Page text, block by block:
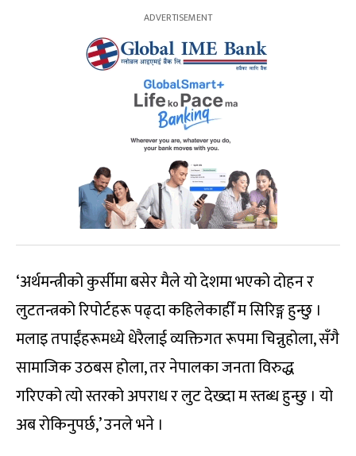
‘अर्थमन्त्रीको कुर्सीमा बसेर मैले यो देशमा भएको दोहन र
लुटतन्त्रको रिपोर्टहरू पढ्दा कहिलेकाहीँ म सिरिङ्ग हुन्छु ।
मलाइ तपाईंहरूमध्ये धेरैलाई व्यक्तिगत रूपमा चिन्नुहोला, सँगै
सामाजिक उठबस होला, तर नेपालका जनता विरुद्ध
गरिएको त्यो स्तरको अपराध र लुट देख्दा म स्तब्ध हुन्छु । यो
अब रोकिनुपर्छ,’ उनले भने ।